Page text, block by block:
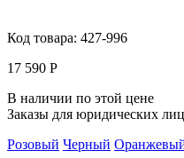
Код товара: 427-996
17 590 Р
В наличии по этой цене
Заказы для юридических
Розовый Черный